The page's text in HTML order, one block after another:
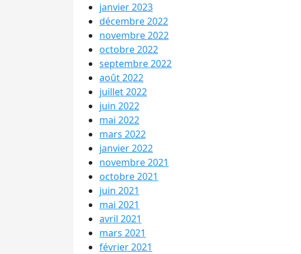
janvier 2023
décembre 2022
novembre 2022
octobre 2022
septembre 2022
août 2022
juillet 2022
juin 2022
mai 2022
mars 2022
janvier 2022
novembre 2021
octobre 2021
juin 2021
mai 2021
avril 2021
mars 2021
février 2021